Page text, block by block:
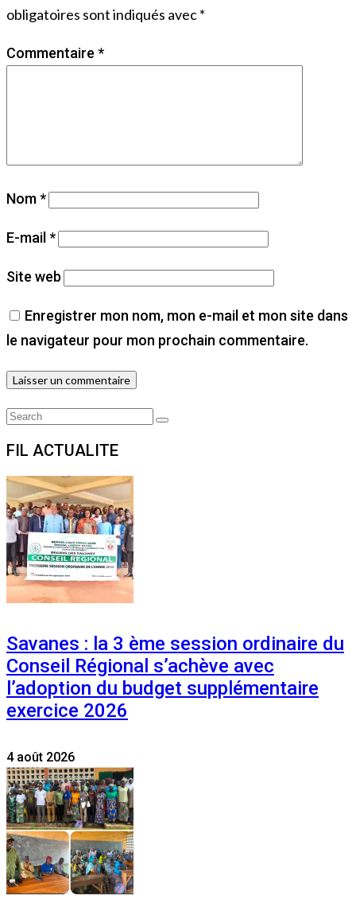
obligatoires sont indiqués avec*
Commentaire *
Nom*
E-mail*
Site web
Enregistrer mon nom, mon e-mail et mon site dans
le navigateur pour mon prochain commentaire.
Search
Search
FIL ACTUALITE
Savanes : la 3 ème session ordinaire du
Conseil Régional s’achève avec
l’adoption du budget supplémentaire
exercice 2026
4 août 2026